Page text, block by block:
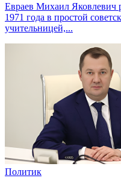
Евраев Михаил Яковлевич
1971 года в простой
учительницей,...
Политик